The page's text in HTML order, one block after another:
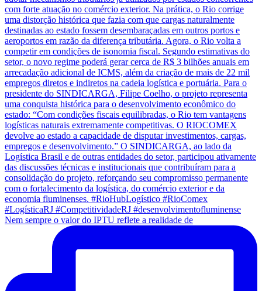
Nem sempre o valor do IPTU reflete a realidade de